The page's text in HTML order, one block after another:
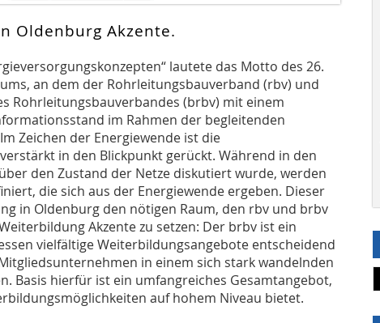
Oldenburg Akzente.
lautete das Motto des 26.
an dem der Rohrleitungsbauverband (rbv) und
Rohrleitungsbauverbandes (brbv) mit einem
im Rahmen der begleitenden
Zeichen der Energiewende ist die
in den Blickpunkt gerückt. Während in den
den Zustand der Netze diskutiert wurde, werden
die sich aus der Energiewende ergeben. Dieser
in Oldenburg den nötigen Raum, den rbv und brbv
Akzente zu setzen: Der brbv ist ein
vielfältige Weiterbildungsangebote entscheidend
in einem sich stark wandelnden
Basis hierfür ist ein umfangreiches Gesamtangebot,
auf hohem Niveau bietet.